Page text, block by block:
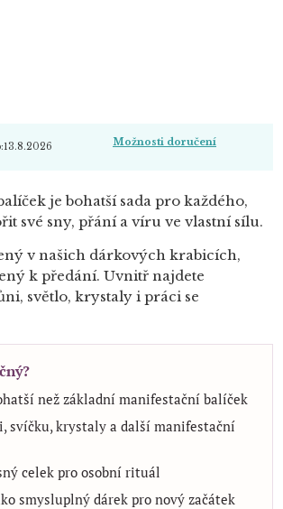
13.8.2026 Možnosti doručení
je bohatší sada pro každého,
své sny, přání a víru ve vlastní sílu.
v našich dárkových krabicích,
k předání. Uvnitř najdete
světlo, krystaly i práci se
než základní manifestační balíček
svíčku, krystaly a další manifestační
celek pro osobní rituál
smysluplný dárek pro nový začátek